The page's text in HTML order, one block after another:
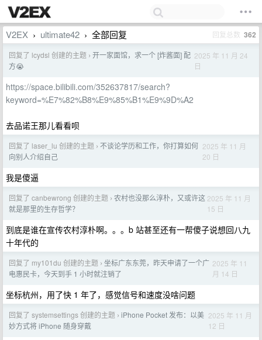
V2EX › ultimate42 › 全部回复 回复总数 362
回复了 lcydsl 创建的主题 › 开一家面馆，求一个 [炸酱面] 配
方😭
2025 年 11 月 24
日
https://space.bilibili.com/352637817/search?
keyword=%E7%82%B8%E9%85%B1%E9%9D%A2
去品诺王那儿看看呗
回复了 laser_lu 创建的主题 › 不谈论学历和工作，你打算如何
向别人介绍自己
2025 年 11 月
20 日
我是傻逼
回复了 canbewrong 创建的主题 › 农村也没那么淳朴，又或许这
就是那里的生存哲学？
2025 年 11 月
15 日
到底是谁在宣传农村淳朴啊。。。b 站甚至还有一帮傻子说想回八九
十年代的
回复了 my101du 创建的主题 › 坐标广东东莞，昨天申请了一个广
电惠民卡，今天到手 1 小时就注销了
2025 年 11
月 14 日
坐标杭州，用了快 1 年了，感觉信号和速度没啥问题
回复了 systemsettings 创建的主题 › iPhone Pocket 发布：以美
妙方式将 iPhone 随身穿戴
2025 年 11 月
12 日